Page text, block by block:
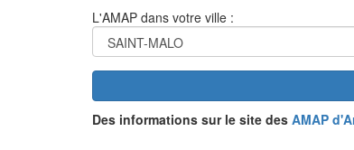
L'AMAP dans votre ville :
Des informations sur le site des AMAP